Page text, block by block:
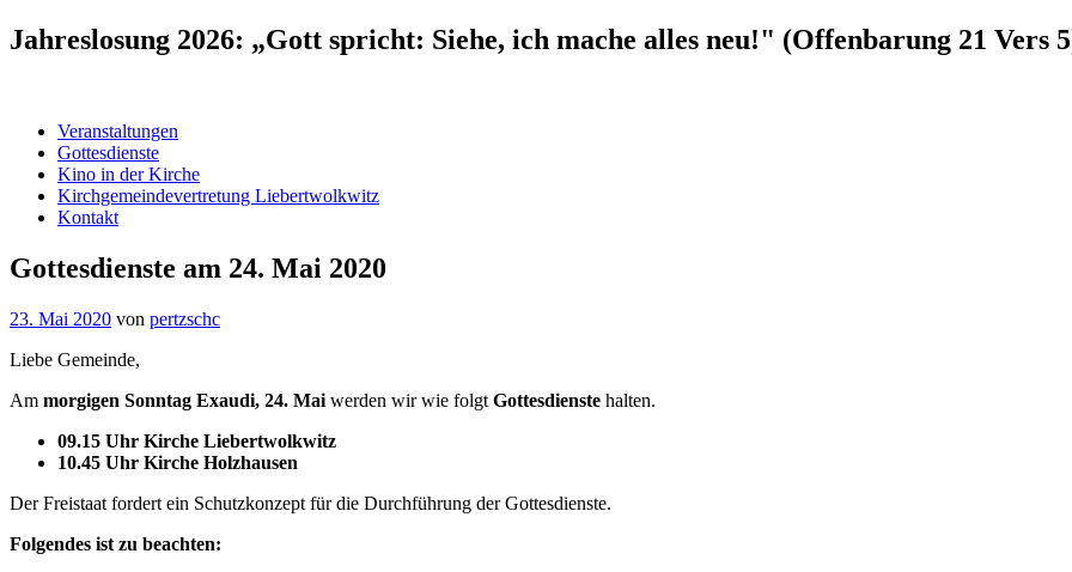
Jahreslosung 2026: „Gott spricht: Siehe, ich mache alles neu!" (Offenbarung 21 Vers
Veranstaltungen
Gottesdienste
Kino in der Kirche
Kirchgemeindevertretung Liebertwolkwitz
Kontakt
Gottesdienste am 24. Mai 2020
23. Mai 2020 von pertzschc
Liebe Gemeinde,
Am morgigen Sonntag Exaudi, 24. Mai werden wir wie folgt Gottesdienste halten.
09.15 Uhr Kirche Liebertwolkwitz
10.45 Uhr Kirche Holzhausen
Der Freistaat fordert ein Schutzkonzept für die Durchführung der Gottesdienste.
Folgendes ist zu beachten: